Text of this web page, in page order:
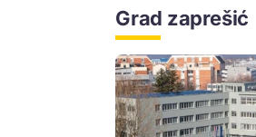
Grad zaprešić